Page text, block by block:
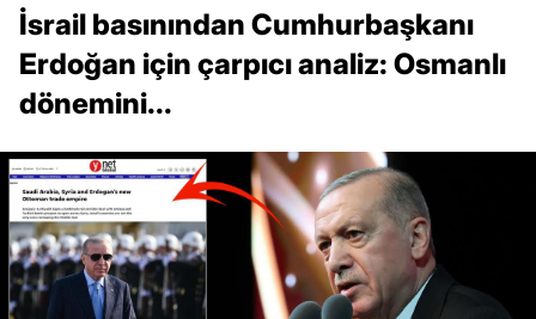
İsrail basınından Cumhurbaşkanı
Erdoğan için çarpıcı analiz: Osmanlı
dönemini...